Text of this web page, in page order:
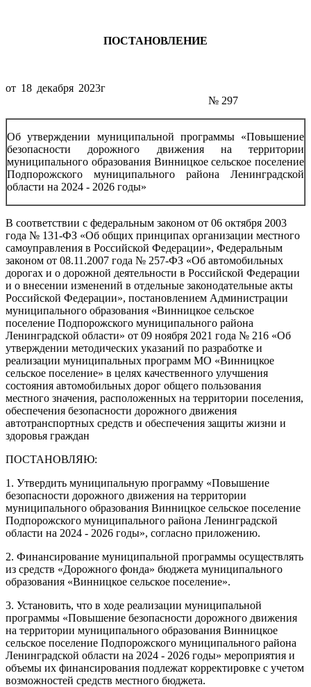
ПОСТАНОВЛЕНИЕ
от 18 декабря 2023г
№ 297
Об утверждении муниципальной программы «Повышение
безопасности дорожного движения на территории
муниципального образования Винницкое сельское поселение
Подпорожского муниципального района Ленинградской
области на 2024 - 2026 годы»
В соответствии с федеральным законом от 06 октября 2003
года № 131-ФЗ «Об общих принципах организации местного
самоуправления в Российской Федерации», Федеральным
законом от 08.11.2007 года № 257-ФЗ «Об автомобильных
дорогах и о дорожной деятельности в Российской Федерации
и о внесении изменений в отдельные законодательные акты
Российской Федерации», постановлением Администрации
муниципального образования «Винницкое сельское
поселение Подпорожского муниципального района
Ленинградской области» от 09 ноября 2021 года № 216 «Об
утверждении методических указаний по разработке и
реализации муниципальных программ МО «Винницкое
сельское поселение» в целях качественного улучшения
состояния автомобильных дорог общего пользования
местного значения, расположенных на территории поселения,
обеспечения безопасности дорожного движения
автотранспортных средств и обеспечения защиты жизни и
здоровья граждан
ПОСТАНОВЛЯЮ:
1. Утвердить муниципальную программу «Повышение
безопасности дорожного движения на территории
муниципального образования Винницкое сельское поселение
Подпорожского муниципального района Ленинградской
области на 2024 - 2026 годы», согласно приложению.
2. Финансирование муниципальной программы осуществлять
из средств «Дорожного фонда» бюджета муниципального
образования «Винницкое сельское поселение».
3. Установить, что в ходе реализации муниципальной
программы «Повышение безопасности дорожного движения
на территории муниципального образования Винницкое
сельское поселение Подпорожского муниципального района
Ленинградской области на 2024 - 2026 годы» мероприятия и
объемы их финансирования подлежат корректировке с учетом
возможностей средств местного бюджета.